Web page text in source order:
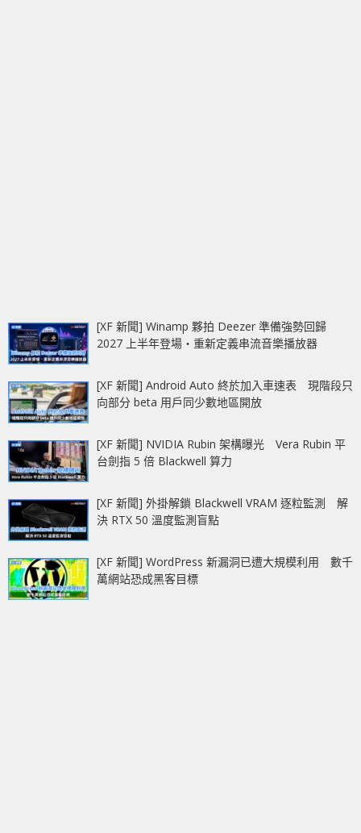
[XF 新聞] Winamp 夥拍 Deezer 準備強勢回歸
2027 上半年登場‧重新定義串流音樂播放器
[XF 新聞] Android Auto 終於加入車速表 現階段只
向部分 beta 用戶同少數地區開放
[XF 新聞] NVIDIA Rubin 架構曝光 Vera Rubin 平
台劍指 5 倍 Blackwell 算力
[XF 新聞] 外掛解鎖 Blackwell VRAM 逐粒監測 解
決 RTX 50 溫度監測盲點
[XF 新聞] WordPress 新漏洞已遭大規模利用 數千
萬網站恐成黑客目標